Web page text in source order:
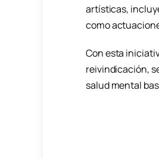
artísticas,
como
Con esta
reivindicación,
salud mental